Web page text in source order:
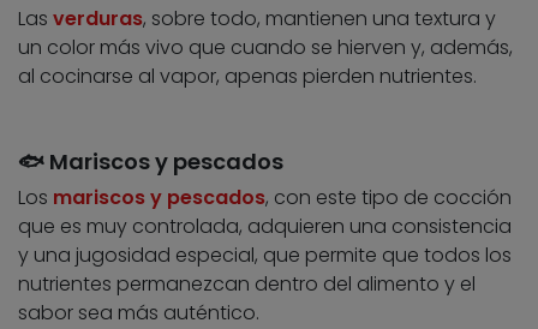
Las verduras, sobre todo, mantienen una textura y
un color más vivo que cuando se hierven y, además,
al cocinarse al vapor, apenas pierden nutrientes.
🐟 Mariscos y pescados
Los mariscos y pescados, con este tipo de cocción
que es muy controlada, adquieren una consistencia
y una jugosidad especial, que permite que todos los
nutrientes permanezcan dentro del alimento y el
sabor sea más auténtico.